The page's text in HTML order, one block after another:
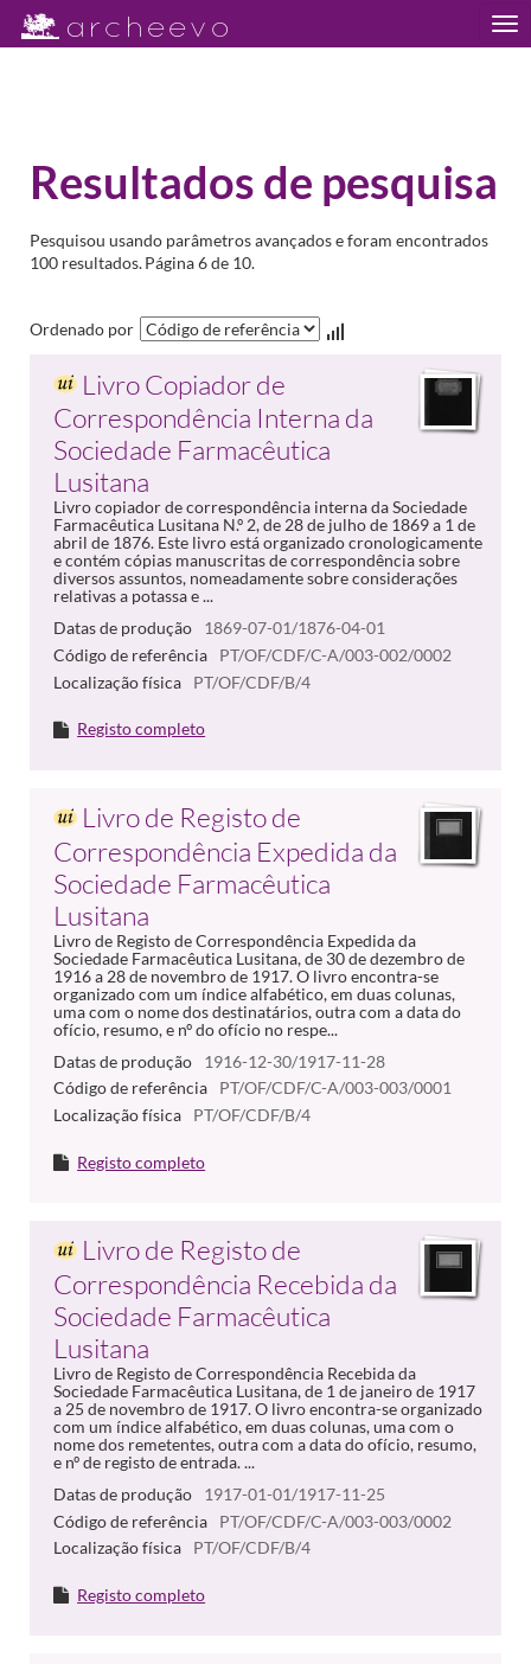
Resultados de pesquisa
Pesquisou usando parâmetros avançados e foram encontrados
100 resultados.Página 6 de 10.
Ordenado por
Livro Copiador de
Correspondência Interna da
Sociedade Farmacêutica
Lusitana
Livro copiador de correspondência interna da Sociedade
Farmacêutica Lusitana N.º 2, de 28 de julho de 1869 a 1 de
abril de 1876. Este livro está organizado cronologicamente
e contém cópias manuscritas de correspondência sobre
diversos assuntos, nomeadamente sobre considerações
relativas a potassa e ...
Datas de produção
1869-07-01/1876-04-01
Código de referência
PT/OF/CDF/C-A/003-002/0002
Localização física
PT/OF/CDF/B/4
Registo completo
Livro de Registo de
Correspondência Expedida da
Sociedade Farmacêutica
Lusitana
Livro de Registo de Correspondência Expedida da
Sociedade Farmacêutica Lusitana, de 30 de dezembro de
1916 a 28 de novembro de 1917. O livro encontra-se
organizado com um índice alfabético, em duas colunas,
uma com o nome dos destinatários, outra com a data do
ofício, resumo, e nº do ofício no respe...
Datas de produção
1916-12-30/1917-11-28
Código de referência
PT/OF/CDF/C-A/003-003/0001
Localização física
PT/OF/CDF/B/4
Registo completo
Livro de Registo de
Correspondência Recebida da
Sociedade Farmacêutica
Lusitana
Livro de Registo de Correspondência Recebida da
Sociedade Farmacêutica Lusitana, de 1 de janeiro de 1917
a 25 de novembro de 1917. O livro encontra-se organizado
com um índice alfabético, em duas colunas, uma com o
nome dos remetentes, outra com a data do ofício, resumo,
e nº de registo de entrada. ...
Datas de produção
1917-01-01/1917-11-25
Código de referência
PT/OF/CDF/C-A/003-003/0002
Localização física
PT/OF/CDF/B/4
Registo completo